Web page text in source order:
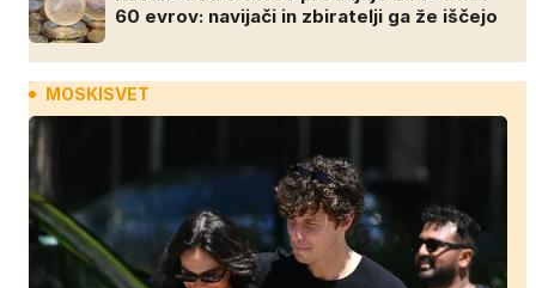
60 evrov: navijači in zbiratelji ga že iščejo
MOSKISVET